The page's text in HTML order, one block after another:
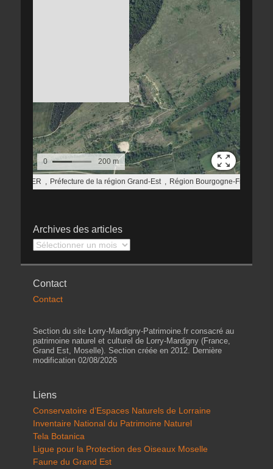
Archives des articles
Archives
Contact
Contact
Section du site Lorry-Mardigny-Patrimoine.fr consacré au
patrimoine naturel et culturel de Lorry-Mardigny (France,
Grand Est, Moselle). Section créée en 2012. Dernière
modification 02/08/2026
Liens
Conservatoire d’Espaces Naturels de Lorraine
Inventaire National du Patrimoine Naturel
Tela Botanica
Ligue pour la Protection des Oiseaux Moselle
Faune du Grand Est